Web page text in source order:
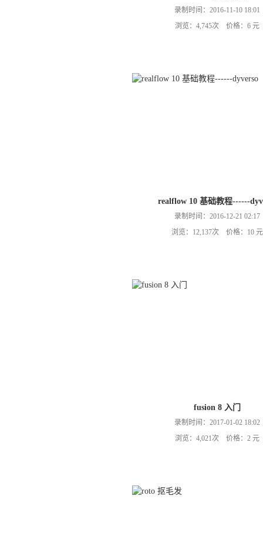
录制时间：2016-11-10 18:01
浏览：4,745次 价格：6 元
realflow 10 基础教程------
录制时间：2016-12-21 02:17
浏览：12,137次 价格：10 元
fusion 8 入门
录制时间：2017-01-02 18:02
浏览：4,021次 价格：2 元